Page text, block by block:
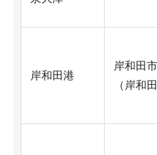
岸和田港
岸和田
（岸和